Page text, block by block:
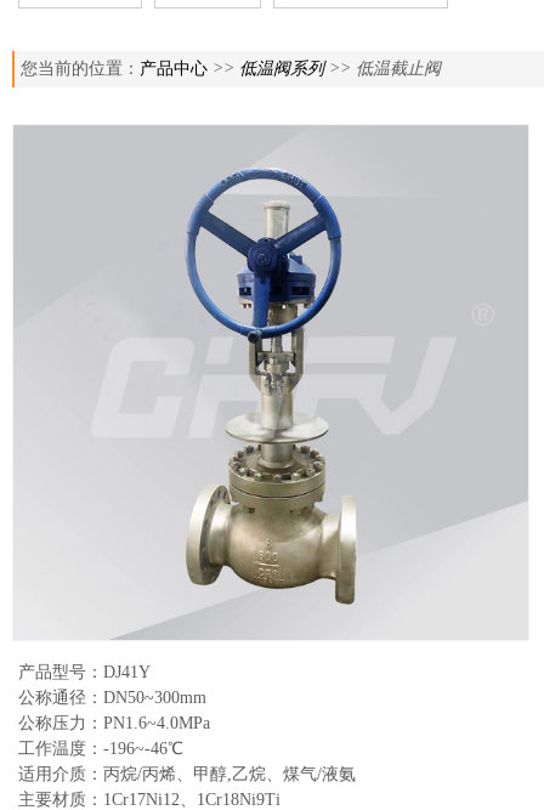
您当前的位置： 产品中心 >> 低温阀系列>> 低温截止阀
产品型号：DJ41Y
公称通径：DN50~300mm
公称压力：PN1.6~4.0MPa
工作温度：-196~-46℃
适用介质：丙烷/丙烯、甲醇,乙烷、煤气/液氨
主要材质：1Cr17Ni12、1Cr18Ni9Ti